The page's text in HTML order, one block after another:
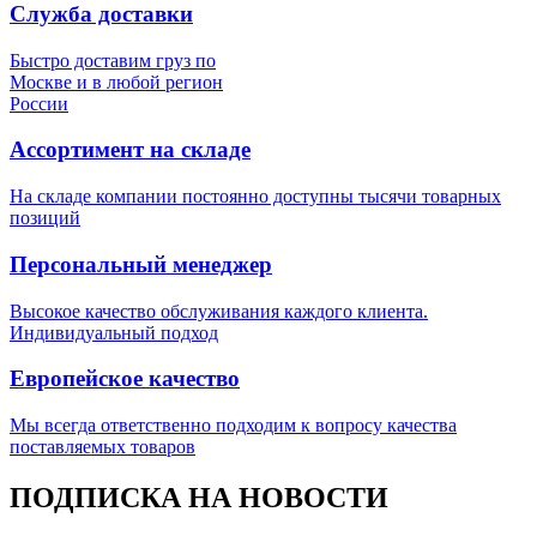
Служба доставки
Быстро доставим груз по
Москве и в любой регион
России
Ассортимент на складе
На складе компании постоянно доступны тысячи товарных
позиций
Персональный менеджер
Высокое качество обслуживания каждого клиента.
Индивидуальный подход
Европейское качество
Мы всегда ответственно подходим к вопросу качества
поставляемых товаров
ПОДПИСКА НА НОВОСТИ